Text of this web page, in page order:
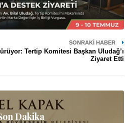
SONRAKI HABER
Tertip Komitesi Başkan Uludağ’ı
Ziyaret Etti
Dakika